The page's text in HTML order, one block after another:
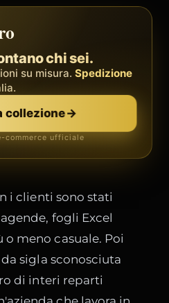
della tua attività.
e fatture inun'unica
barber, professionisti.
Zenith→
· senza carta
chi sei.
su misura. Spedizione
collezione→
commerce ufficiale
i clienti sono stati
fogli Excel
meno casuale. Poi
da sigla sconosciuta
di interi reparti